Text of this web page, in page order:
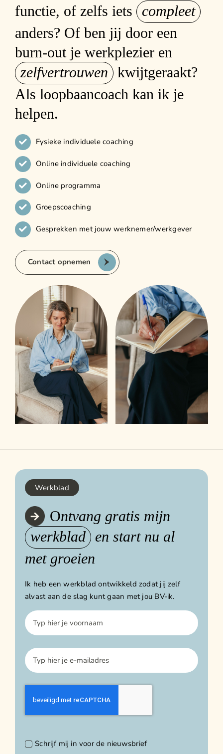
functie, of zelfs iets
compleet
anders? Of ben jij door een
burn-out je werkplezier en
zelfvertrouwen kwijtgeraakt?
Als loopbaancoach kan ik je
helpen.
Fysieke individuele coaching
Online individuele coaching
Online programma
Groepscoaching
Gesprekken met jouw werknemer/werkgever
Contact opnemen
Werkblad
Ontvang gratis mijn
werkblad en start nu al
met groeien
Ik heb een werkblad ontwikkeld zodat jij zelf
alvast aan de slag kunt gaan met jou BV-ik.
Schrijf mij in voor de nieuwsbrief